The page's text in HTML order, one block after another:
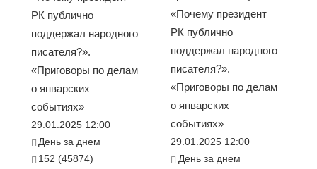
РК публично
поддержал народного
писателя?».
«Приговоры по делам
о январских
событиях»
29.01.2025 12:00
День за днем
152 (45874)
«Почему президент
РК публично
поддержал народного
писателя?».
«Приговоры по делам
о январских
событиях»
29.01.2025 12:00
День за днем